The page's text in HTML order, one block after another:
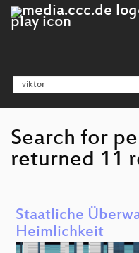
Search for
returned 11
Staatliche
Heimlichkeit